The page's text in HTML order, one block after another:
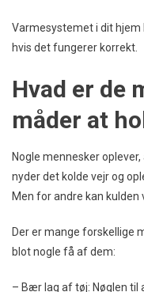
Varmesystemet i dit hjem
hvis det fungerer korrekt.
Hvad er de
måder at
Nogle mennesker
nyder det kolde vejr og
Men for andre kan
Der er mange forskellige
blot nogle få af dem:
– Bær lag af tøj: Nøglen til